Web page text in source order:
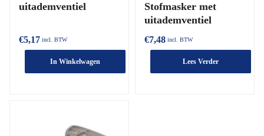
uitademventiel
€5,17 incl. BTW
In Winkelwagen
Stofmasker met
uitademventiel
€7,48 incl. BTW
Lees Verder